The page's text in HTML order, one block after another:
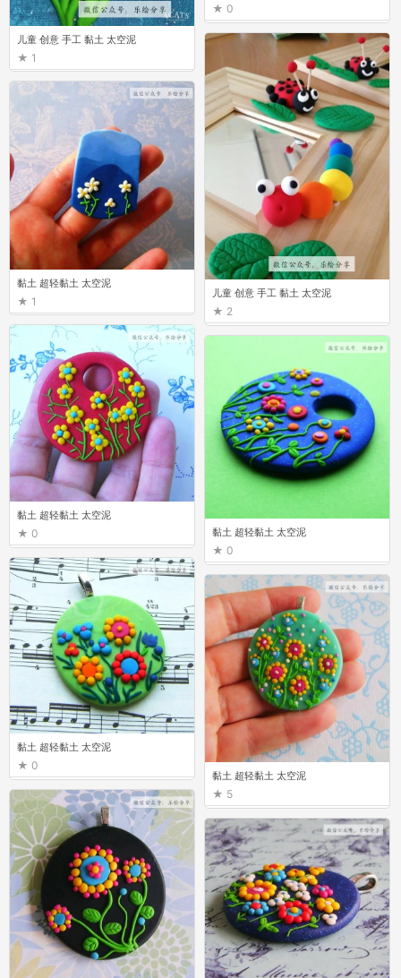
儿童 创意 手工 黏土 太空泥
1
黏土 超轻黏土 太空泥
1
0
黏土 超轻黏土 太空泥
0
黏土 超轻黏土 太空泥
0
黏土 超轻黏土 太空泥
5
儿童 创意 手工 黏土 太空泥
2
黏土 超轻黏土 太空泥
0